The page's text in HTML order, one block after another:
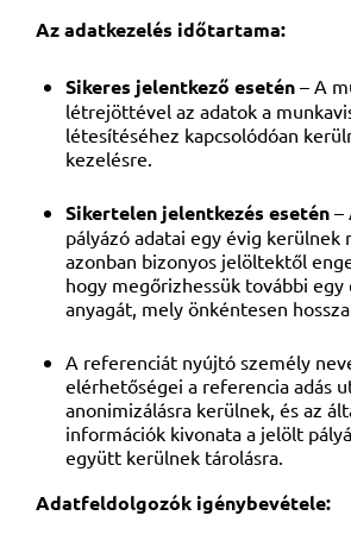
Az adatkezelés időtartama:
Sikeres jelentkező esetén – A
létrejöttével az adatok a
létesítéséhez kapcsolódóan
kezelésre.
Sikertelen jelentkezés esetén –
pályázó adatai egy évig kerülnek
azonban bizonyos jelöltektől
hogy megőrizhessük további egy
anyagát, mely önkéntesen
A referenciát nyújtó személy
elérhetőségei a referencia adás
anonimizálásra kerülnek, és az
információk kivonata a jelölt
együtt kerülnek tárolásra.
Adatfeldolgozók igénybevétele: